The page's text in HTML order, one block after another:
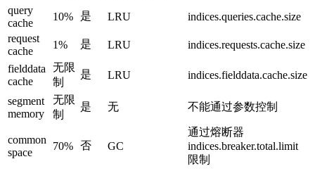
query
cache
10% 是 LRU
indices.queries.cache.size
request
cache
1% 是 LRU
indices.requests.cache.size
fielddata
cache
无限
制
是 LRU indices.fielddata.cache.size
segment
memory
无限
制
是 无 不能通过参数控制
common
space
70% 否 GC
通过熔断器
indices.breaker.total.limit
限制